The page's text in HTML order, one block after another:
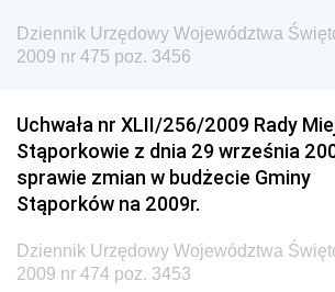
Wewnętrznego
Dziennik Urzędowy Urzędu
Dziennik Urzędowy Generalnej
Krajowych i Autostrad
Dziennik Urzędowy Ministra
Dziennik Urzędowy Ministra Edukacji
Dziennik Urzędowy Województwa
2009 nr 475 poz. 3456
Uchwała nr XLII/256/2009 Rady
Stąporkowie z dnia 29 września
sprawie zmian w budżecie Gminy
Stąporków na 2009r.
Dziennik Urzędowy Województwa
2009 nr 474 poz. 3453